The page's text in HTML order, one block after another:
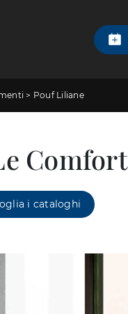
> Pouf Liliane
Comfort
i cataloghi